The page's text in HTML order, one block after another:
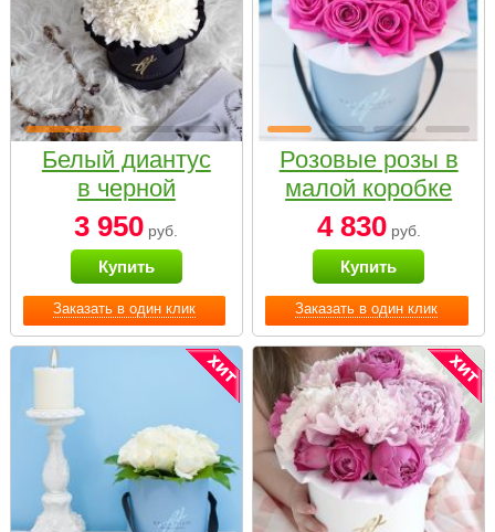
Заказать в один клик
Белый диантус
в черной
коробке Small
3 950 руб.
Купить
Заказать в один клик
Розовые розы в
малой коробке
4 830руб.
Купить